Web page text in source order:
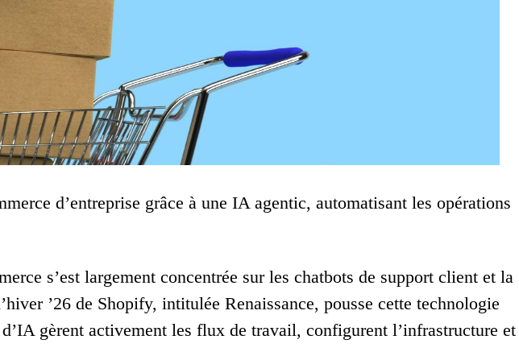
d’entreprise grâce à une IA agentic, automatisant les opérations
s’est largement concentrée sur les chatbots de support client et la
’26 de Shopify, intitulée Renaissance, pousse cette technologie
gèrent activement les flux de travail, configurent l’infrastructure et